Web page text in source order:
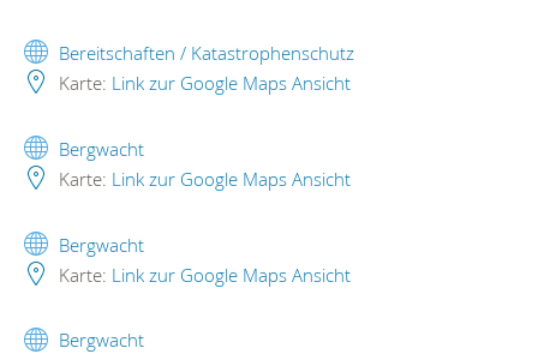
Bereitschaften / Katastrophenschutz
Karte: Link zur Google Maps Ansicht
Bergwacht
Karte: Link zur Google Maps Ansicht
Bergwacht
Karte: Link zur Google Maps Ansicht
Bergwacht